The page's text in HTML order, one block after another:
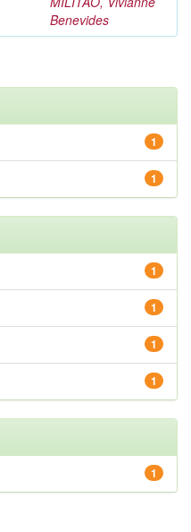
Benevides
1
1
1
1
1
1
1